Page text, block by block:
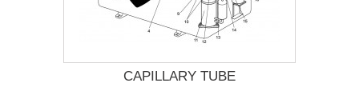
CAPILLARY TUBE